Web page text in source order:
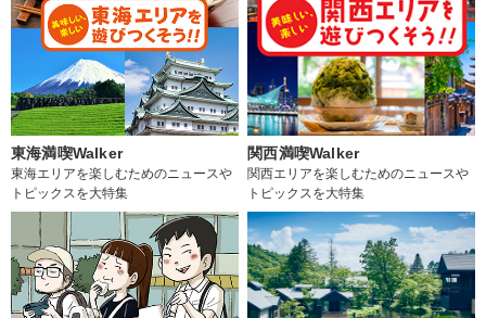
東海満喫Walker
東海エリアを楽しむためのニュースや
トピックスを大特集
関西満喫Walker
関西エリアを楽しむためのニュースや
トピックスを大特集